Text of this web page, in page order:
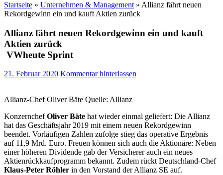
Startseite » Unternehmen & Management » Allianz fährt neuen
Rekordgewinn ein und kauft Aktien zurück
Allianz fährt neuen Rekordgewinn ein und kauft
Aktien zurück
VWheute Sprint
21. Februar 2020 Kommentar hinterlassen
Allianz-Chef Oliver Bäte Quelle: Allianz
KonzernchefOliver Bäte hat wieder einmal geliefert: Die Allianz
hat das Geschäftsjahr 2019 mit einem neuen Rekordgewinn
beendet. Vorläufigen Zahlen zufolge stieg das operative Ergebnis
auf 11,9 Mrd. Euro. Freuen können sich auch die Aktionäre: Neben
einer höheren Dividende gab der Versicherer auch ein neues
Aktienrückkaufprogramm bekannt. Zudem rückt Deutschland-Chef
Klaus-Peter Röhler in den Vorstand der Allianz SE auf.